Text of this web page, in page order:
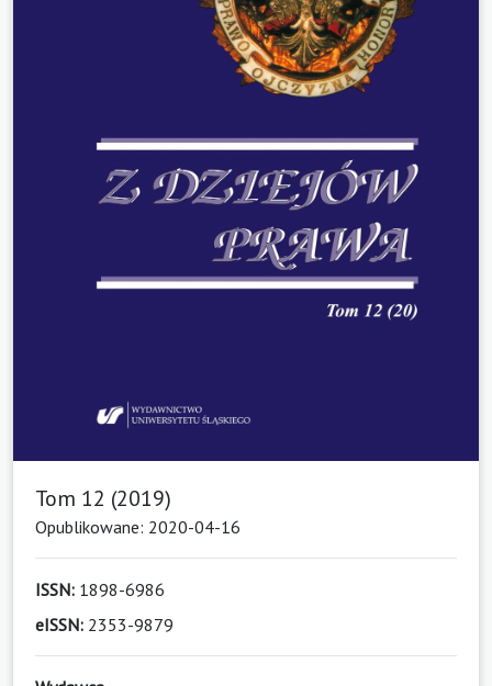
Tom 12 (2019)
Opublikowane: 2020-04-16
ISSN: 1898-6986
eISSN: 2353-9879